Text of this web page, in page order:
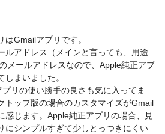
Gmailアプリです。
ルアドレス（メインと言っても、用途
メールアドレスなので、Apple純正アプ
しまいました。
リの使い勝手の良さも気に入ってま
トップ版の場合のカスタマイズがGmail
感じます。Apple純正アプリの場合、見
にシンプルすぎて少しとっつきにくい